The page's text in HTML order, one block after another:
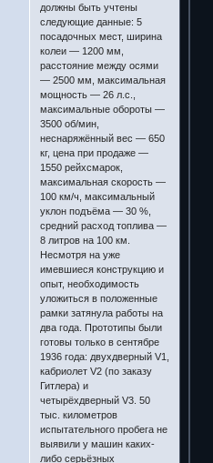
должны быть учтены
следующие данные: 5
посадочных мест, ширина
колеи — 1200 мм,
расстояние между осями
— 2500 мм, максимальная
мощность — 26 л.с.,
максимальные обороты —
3500 об/мин,
неснаряжённый вес — 650
кг, цена при продаже —
1550 рейхсмарок,
максимальная скорость —
100 км/ч, максимальный
уклон подъёма — 30 %,
средний расход топлива —
8 литров на 100 км.
Несмотря на уже
имевшиеся конструкцию и
опыт, необходимость
уложиться в положенные
рамки затянула работы на
два года. Прототипы были
готовы только в сентябре
1936 года: двухдверный V1,
кабриолет V2 (по заказу
Гитлера) и
четырёхдверный V3. 50
тыс. километров
испытательного пробега не
выявили у машин каких-
либо серьёзных